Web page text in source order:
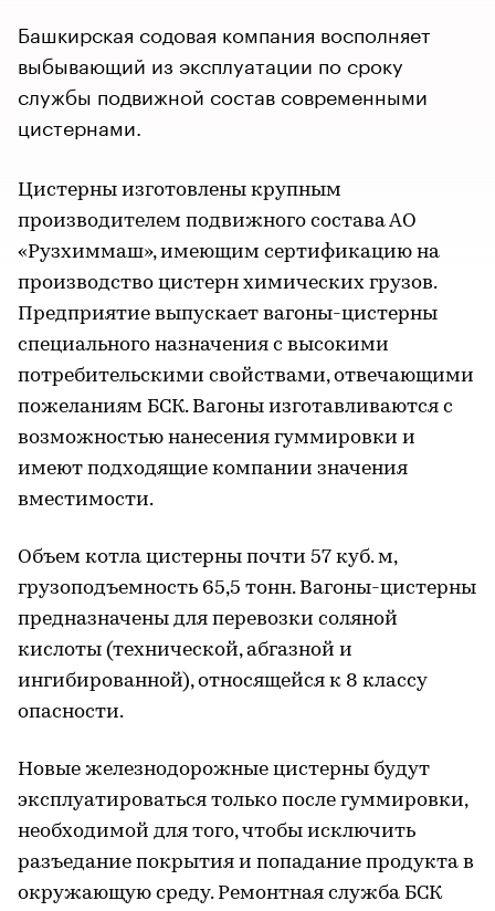
Башкирская содовая компания восполняет
выбывающий из эксплуатации по сроку
службы подвижной состав современными
цистернами.
Цистерны изготовлены крупным
производителем подвижного состава АО
«Рузхиммаш», имеющим сертификацию на
производство цистерн химических грузов.
Предприятие выпускает вагоны-цистерны
специального назначения с высокими
потребительскими свойствами, отвечающими
пожеланиям БСК. Вагоны изготавливаются с
возможностью нанесения гуммировки и
имеют подходящие компании значения
вместимости.
Объем котла цистерны почти 57 куб. м,
грузоподъемность 65,5 тонн. Вагоны-цистерны
предназначены для перевозки соляной
кислоты (технической, абгазной и
ингибированной), относящейся к 8 классу
опасности.
Новые железнодорожные цистерны будут
эксплуатироваться только после гуммировки,
необходимой для того, чтобы исключить
разъедание покрытия и попадание продукта в
окружающую среду. Ремонтная служба БСК